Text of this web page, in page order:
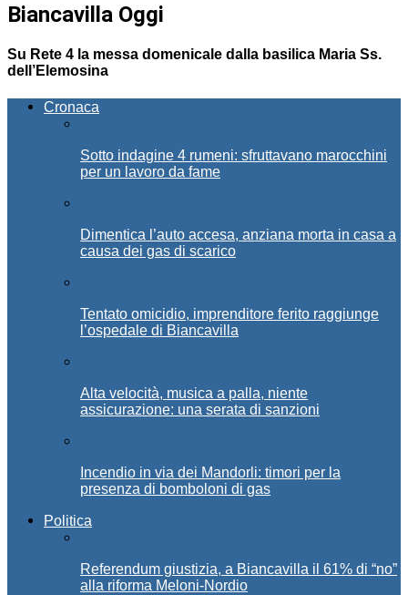
Biancavilla Oggi
Su Rete 4 la messa domenicale dalla basilica Maria Ss.
dell’Elemosina
Cronaca
Sotto indagine 4 rumeni: sfruttavano marocchini
per un lavoro da fame
Dimentica l’auto accesa, anziana morta in casa a
causa dei gas di scarico
Tentato omicidio, imprenditore ferito raggiunge
l’ospedale di Biancavilla
Alta velocità, musica a palla, niente
assicurazione: una serata di sanzioni
Incendio in via dei Mandorli: timori per la
presenza di bomboloni di gas
Politica
Referendum giustizia, a Biancavilla il 61% di “no”
alla riforma Meloni-Nordio